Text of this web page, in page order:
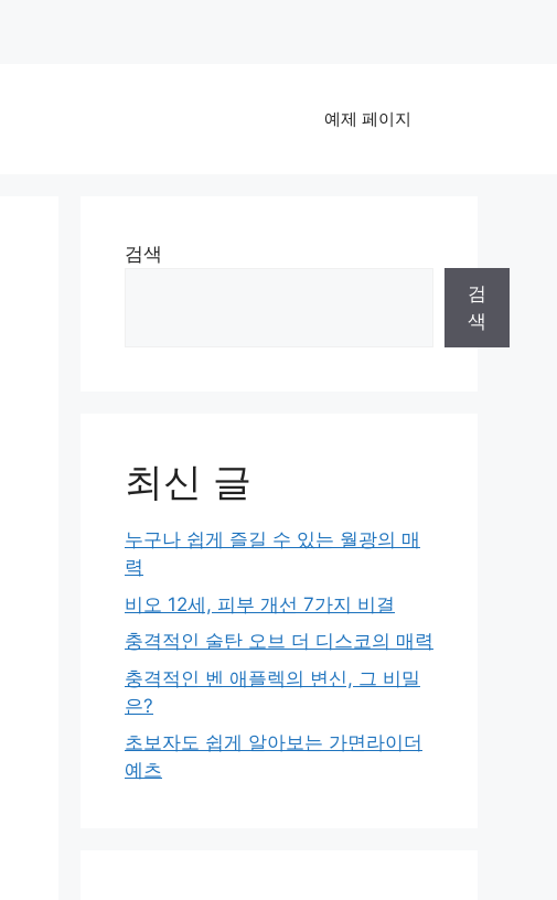
예제 페이지
검색
검
색
최신 글
누구나 쉽게 즐길 수 있는 월광의 매
력
비오 12세, 피부 개선 7가지 비결
충격적인 술탄 오브 더 디스코의 매력
충격적인 벤 애플렉의 변신, 그 비밀
은?
초보자도 쉽게 알아보는 가면라이더
예츠